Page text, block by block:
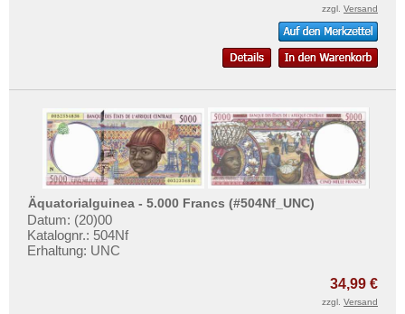
zzgl. Versand
Äquatorialguinea - 5.000 Francs (#504Nf_UNC)
Datum: (20)00
Katalognr.: 504Nf
Erhaltung: UNC
34,99 €
zzgl. Versand